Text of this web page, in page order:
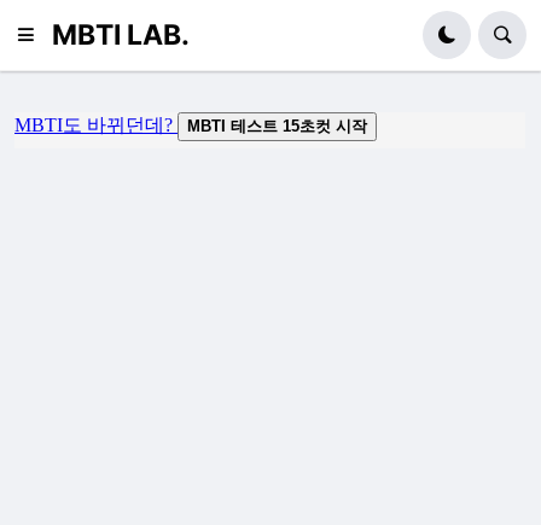
MBTI LAB.